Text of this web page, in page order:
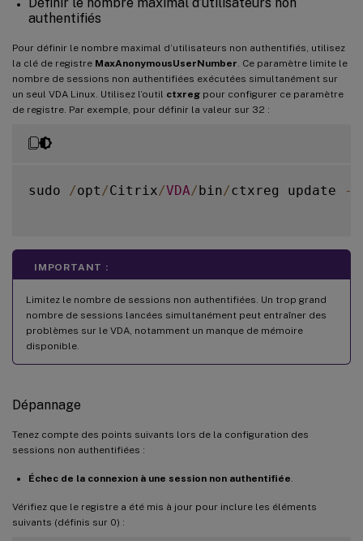
authentifiés
Pour définir le nombre maximal d’utilisateurs non authentifiés, utilisez
la clé de registre MaxAnonymousUserNumber . Ce paramètre limite le
nombre de sessions non authentifiées exécutées simultanément sur
un seul VDA Linux. Utilisez l’outil ctxreg pour configurer ce paramètre
de registre. Par exemple, pour définir la valeur sur 32 :
sudo /opt /Citrix/VDA/bin/ctxreg update -
IMPORTANT :
Limitez le nombre de sessions non authentifiées. Un trop grand
nombre de sessions lancées simultanément peut entraîner des
problèmes sur le VDA, notamment un manque de mémoire
disponible.
Dépannage
Tenez compte des points suivants lors de la configuration des
sessions non authentifiées :
Échec de la connexion à une session non authentifiée
Vérifiez que le registre a été mis à jour pour inclure les éléments
suivants (définis sur 0) :